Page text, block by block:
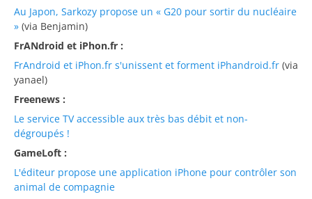
Au Japon, Sarkozy propose un « G20 pour sortir du nucléaire
» (via Benjamin)
FrANdroid et iPhon.fr :
FrAndroid et iPhon.fr s'unissent et forment iPhandroid.fr (via
yanael)
Freenews :
Le service TV accessible aux très bas débit et non-
dégroupés !
GameLoft :
L'éditeur propose une application iPhone pour contrôler son
animal de compagnie